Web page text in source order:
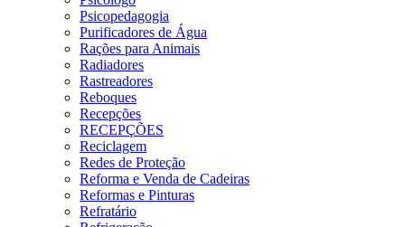
Psicopedagogia
Purificadores de Água
Rações para Animais
Radiadores
Rastreadores
Reboques
Recepções
RECEPÇÕES
Reciclagem
Redes de Proteção
Reforma e Venda de Cadeiras
Reformas e Pinturas
Refratário